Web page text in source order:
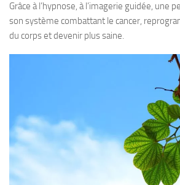
Grâce à l’hypnose, à l’imagerie guidée, une
son système combattant le cancer,
du corps et devenir plus saine.